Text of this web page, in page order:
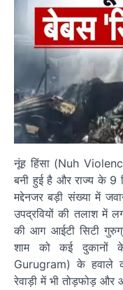
नूंह हिंसा (Nuh
बनी हुई है और राज्य के 9
मद्देनजर बड़ी संख्या में
उपद्रवियों की तलाश में
की आग आईटी सिटी
शाम को कई दुकानों
Gurugram) के हवाले
रेवाड़ी में भी तोड़फोड़ और